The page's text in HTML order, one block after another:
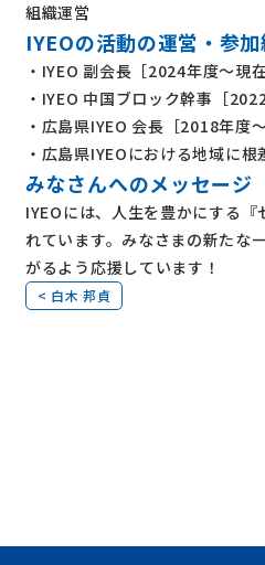
組織運営
IYEOの活動の運営・参加
・IYEO 副会長［2024年度〜現在
・IYEO 中国ブロック幹事［
・広島県IYEO 会長［2018年度
・広島県IYEOにおける地域に
みなさんへのメッセージ
IYEOには、人生を豊かにする
れています。みなさまの新たな
がるよう応援しています！
< 白木 邦貞